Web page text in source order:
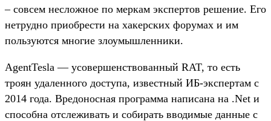
– совсем несложное по меркам экспертов решение. Его
нетрудно приобрести на хакерских форумах и им
пользуются многие злоумышленники.
AgentTesla — усовершенствованный RAT, то есть
троян удаленного доступа, известный ИБ-экспертам с
2014 года. Вредоносная программа написана на .Net и
способна отслеживать и собирать вводимые данные с